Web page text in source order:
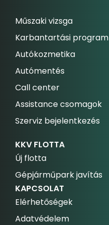
Műszaki vizsga
Karbantartási program
Autókozmetika
Autómentés
Call center
Assistance csomagok
Szerviz bejelentkezés
KKV FLOTTA
Új flotta
Gépjárműpark javítás
KAPCSOLAT
Elérhetőségek
Adatvédelem